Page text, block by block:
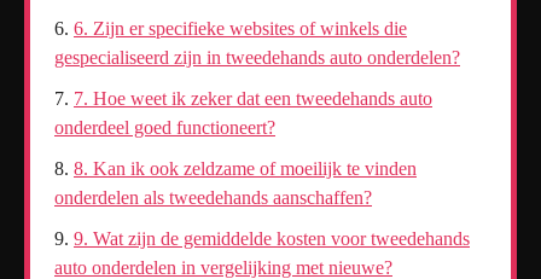
6. Zijn er specifieke websites of winkels die
gespecialiseerd zijn in tweedehands auto onderdelen?
7. Hoe weet ik zeker dat een tweedehands auto
onderdeel goed functioneert?
8. Kan ik ook zeldzame of moeilijk te vinden
onderdelen als tweedehands aanschaffen?
9. Wat zijn de gemiddelde kosten voor tweedehands
auto onderdelen in vergelijking met nieuwe?